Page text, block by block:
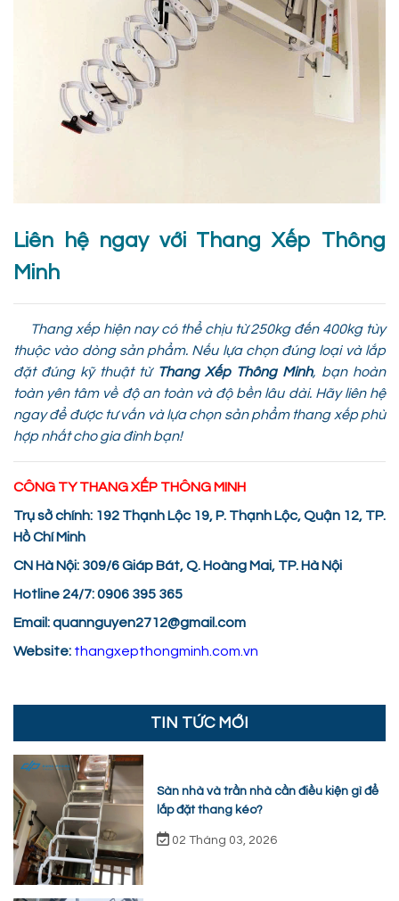
Liên hệ ngay với Thang Xếp Thông
Minh
Thang xếp hiện nay có thể chịu từ 250kg đến 400kg tùy
thuộc vào dòng sản phẩm. Nếu lựa chọn đúng loại và lắp
đặt đúng kỹ thuật từ Thang Xếp Thông Minh, bạn hoàn
toàn yên tâm về độ an toàn và độ bền lâu dài. Hãy liên hệ
ngay để được tư vấn và lựa chọn sản phẩm thang xếp phù
hợp nhất cho gia đình bạn!
CÔNG TY THANG XẾP THÔNG MINH
Trụ sở chính: 192 Thạnh Lộc 19, P. Thạnh Lộc, Quận 12, TP.
Hồ Chí Minh
CN Hà Nội: 309/6 Giáp Bát, Q. Hoàng Mai, TP. Hà Nội
Hotline 24/7: 0906 395 365
Email: quannguyen2712@gmail.com
Website: thangxepthongminh.com.vn
TIN TỨC MỚI
Sàn nhà và trần nhà cần điều kiện gì để
lắp đặt thang kéo?
02 Tháng 03, 2026